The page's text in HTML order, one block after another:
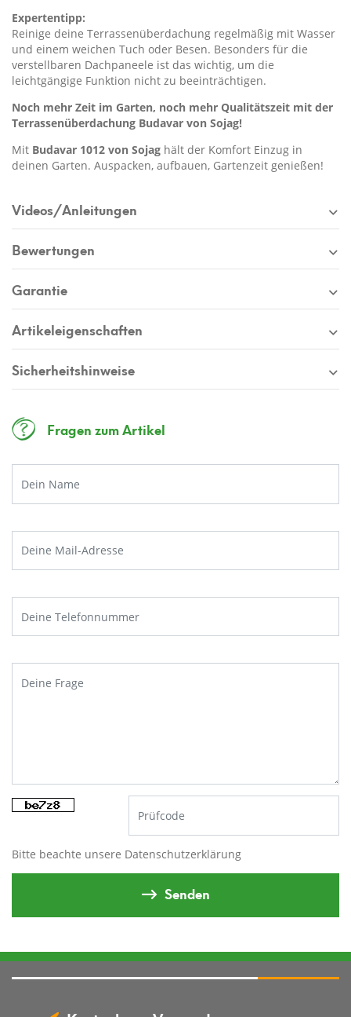
Expertentipp:
Reinige deine Terrassenüberdachung regelmäßig mit Wasser
und einem weichen Tuch oder Besen. Besonders für die
verstellbaren Dachpaneele ist das wichtig, um die
leichtgängige Funktion nicht zu beeinträchtigen.
Noch mehr Zeit im Garten, noch mehr Qualitätszeit mit der
Terrassenüberdachung Budavar von Sojag!
Mit Budavar 1012 von Sojag hält der Komfort Einzug in
deinen Garten. Auspacken, aufbauen, Gartenzeit genießen!
Videos/Anleitungen
Bewertungen
Garantie
Artikeleigenschaften
Sicherheitshinweise
Fragen zum Artikel
Bitte beachte unsere Datenschutzerklärung
Senden